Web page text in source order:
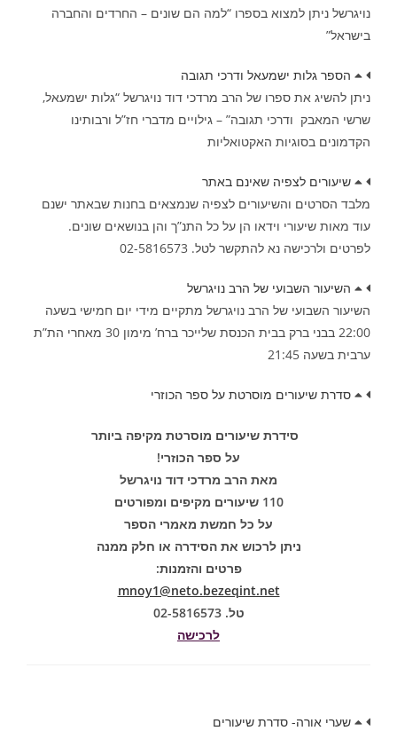
נויגרשל ניתן למצוא בספרו “למה הם שונים – החרדים והחברה
בישראל”
הספר גלות ישמעאל ודרכי תגובה
ניתן להשיג את ספרו של הרב מרדכי דוד נויגרשל “גלות ישמעאל,
שרשי המאבק ודרכי תגובה” – גילויים מדברי חז”ל ורבותינו
הקדמונים בסוגיות האקטואליות
שיעורים לצפיה שאינם באתר
מלבד הסרטים והשיעורים לצפיה שנמצאים בחנות שבאתר ישנם
עוד מאות שיעורי וידאו הן על כל התנ”ך והן בנושאים שונים.
לפרטים ולרכישה נא להתקשר לטל. 02-5816573
השיעור השבועי של הרב נויגרשל
השיעור השבועי של הרב נויגרשל מתקיים מידי יום חמישי בשעה
22:00 בבני ברק בבית הכנסת שלייכר ברח’ מימון 30 מאחרי הת”ת
ערבית בשעה 21:45
סדרת שיעורים מוסרטת על ספר הכוזרי
סידרת שיעורים מוסרטת מקיפה ביותר
על ספר הכוזרי!
מאת הרב מרדכי דוד נויגרשל
110 שיעורים מקיפים ומפורטים
על כל חמשת מאמרי הספר
ניתן לרכוש את הסידרה או חלק ממנה
פרטים והזמנות:
mnoy1@neto.bezeqint.net
טל. 02-5816573
לרכישה
שערי אורה- סדרת שיעורים